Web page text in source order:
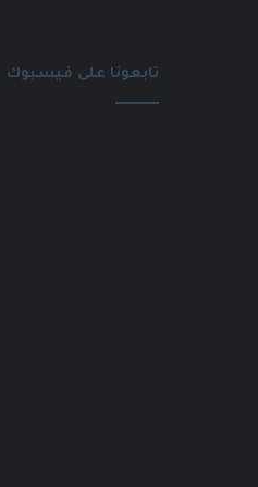
تابعونا على فيسبوك